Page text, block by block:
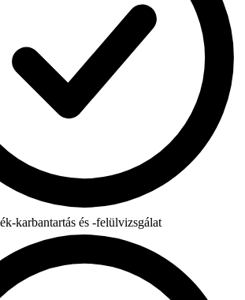
karbantartás és -felülvizsgálat